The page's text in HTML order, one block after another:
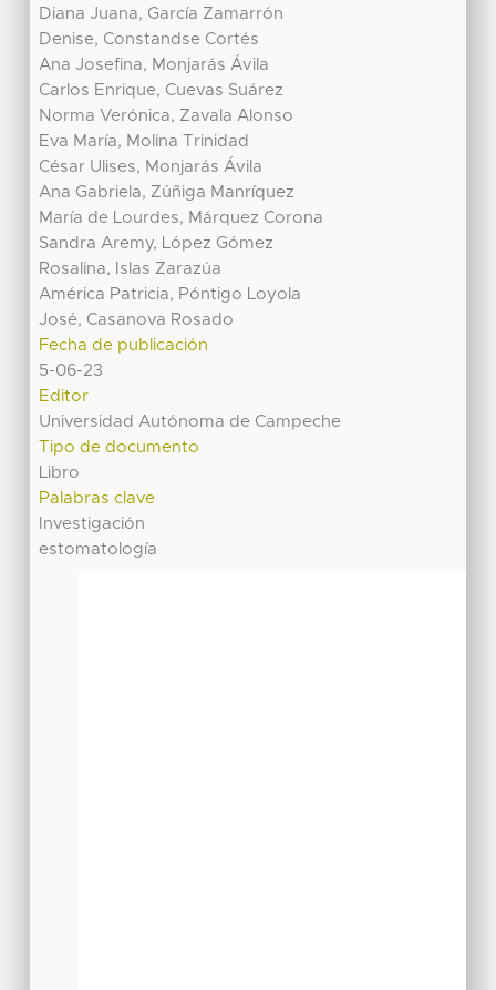
Diana Juana, García Zamarrón
Denise, Constandse Cortés
Ana Josefina, Monjarás Ávila
Carlos Enrique, Cuevas Suárez
Norma Verónica, Zavala Alonso
Eva María, Molina Trinidad
César Ulises, Monjarás Ávila
Ana Gabriela, Zúñiga Manríquez
María de Lourdes, Márquez Corona
Sandra Aremy, López Gómez
Rosalina, Islas Zarazúa
América Patricia, Póntigo Loyola
José, Casanova Rosado
Fecha de publicación
5-06-23
Editor
Universidad Autónoma de Campeche
Tipo de documento
Libro
Palabras clave
Investigación
estomatología